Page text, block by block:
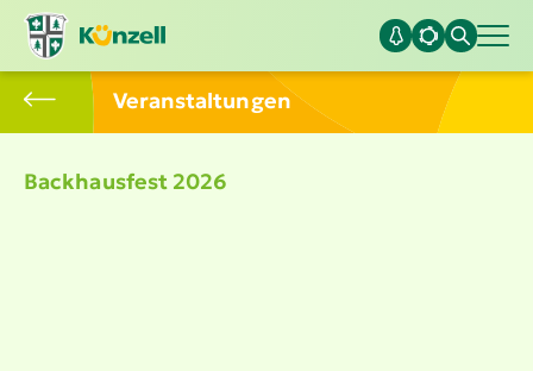
Veran­stal­tungen
Backhausfest 2026